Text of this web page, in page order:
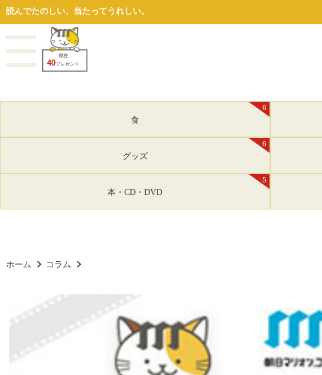
読んでたのしい、当たってうれしい。
現在
40プレゼント
6
食
6
グッズ
5
本・CD・DVD
ホーム コラム